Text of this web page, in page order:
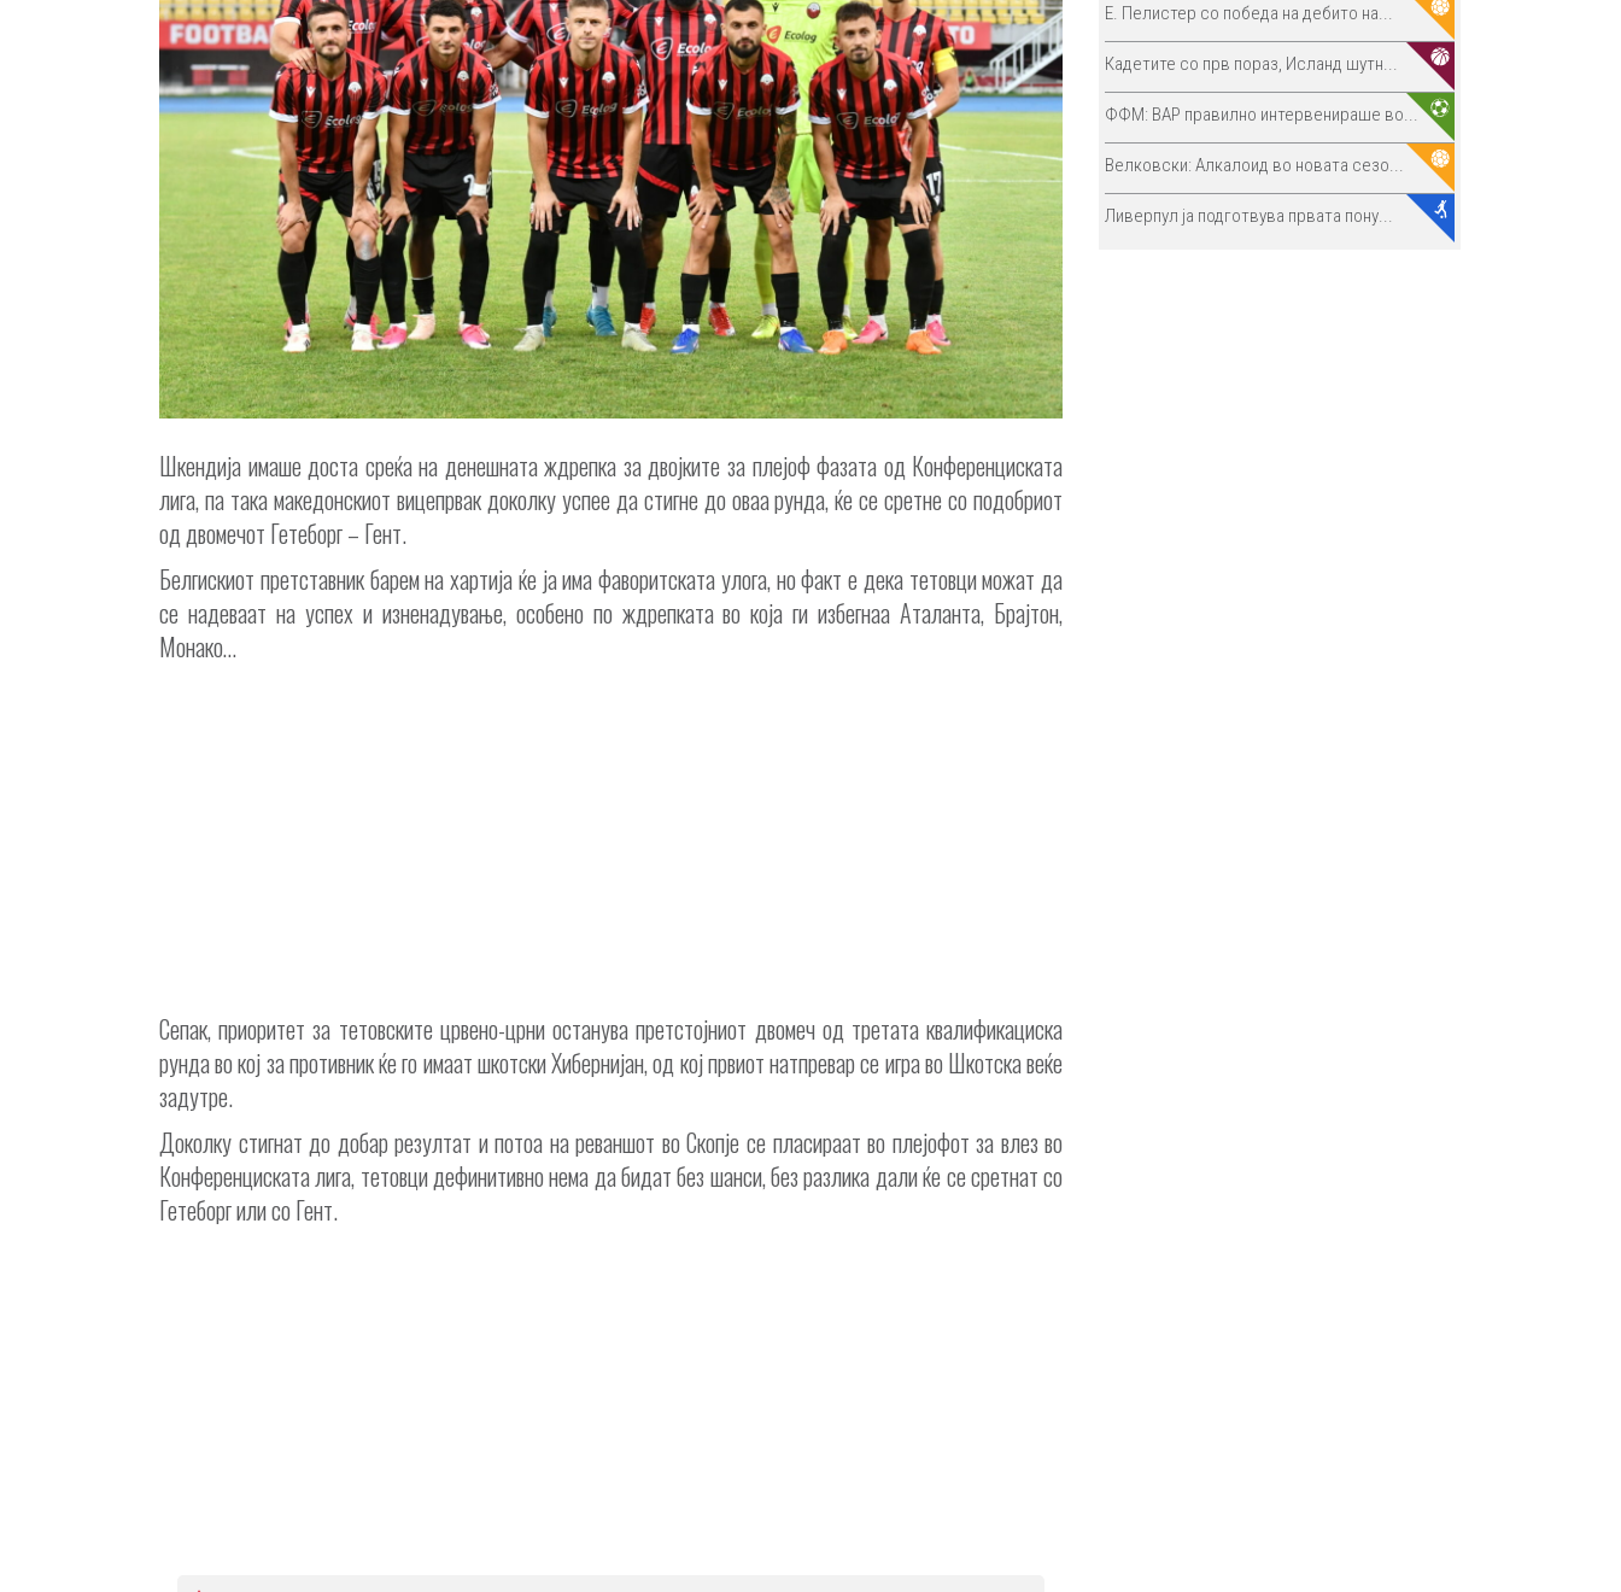
Шкендија имаше доста среќа на денешната ждрепка за двојките за плејоф фазата од Конференциската
лига, па така македонскиот вицепрвак доколку успее да стигне до оваа рунда, ќе се сретне со подобриот
од двомечот Гетеборг – Гент.
Белгискиот претставник барем на хартија ќе ја има фаворитската улога, но факт е дека тетовци можат да
се надеваат на успех и изненадување, особено по ждрепката во која ги избегнаа Аталанта, Брајтон,
Монако…
Сепак, приоритет за тетовските црвено-црни останува претстојниот двомеч од третата квалификациска
рунда во кој за противник ќе го имаат шкотски Хибернијан, од кој првиот натпревар се игра во Шкотска веќе
задутре.
Доколку стигнат до добар резултат и потоа на реваншот во Скопје се пласираат во плејофот за влез во
Конференциската лига, тетовци дефинитивно нема да бидат без шанси, без разлика дали ќе се сретнат со
Гетеборг или со Гент.
E. Пелистер со победа на дебито на...
Кадетите со прв пораз, Исланд шутн...
ФФМ: ВАР правилно интервенираше во...
Велковски: Алкалоид во новата сезо...
Ливерпул ја подготвува првата пону...